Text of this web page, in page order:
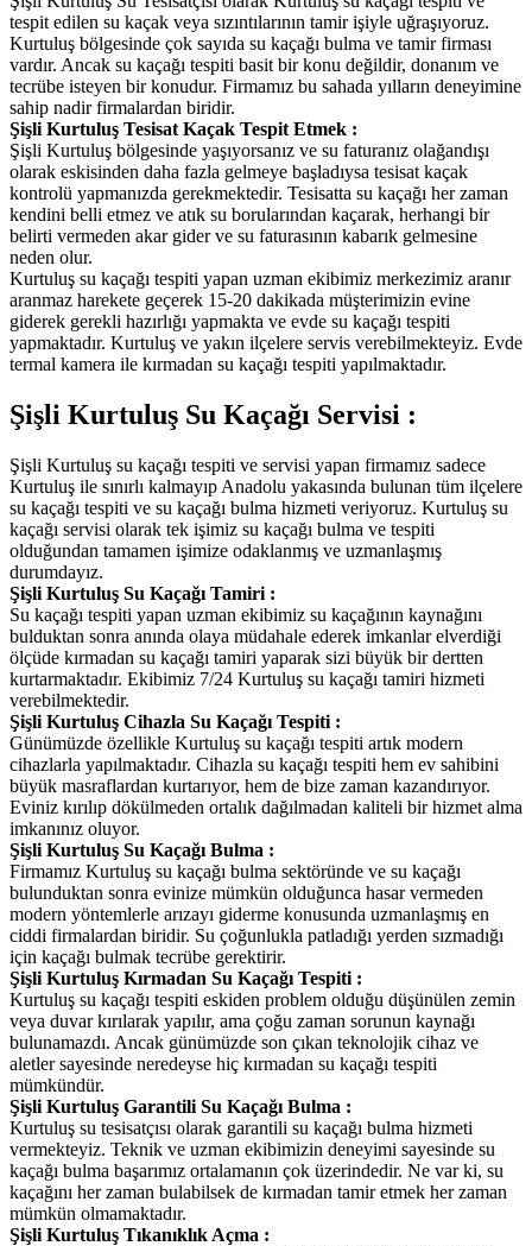
tespit edilen su kaçak veya sızıntılarının tamir işiyle uğraşıyoruz.
Kurtuluş bölgesinde çok sayıda su kaçağı bulma ve tamir firması
vardır. Ancak su kaçağı tespiti basit bir konu değildir, donanım ve
tecrübe isteyen bir konudur. Firmamız bu sahada yılların deneyimine
sahip nadir firmalardan biridir.
Şişli Kurtuluş Tesisat Kaçak Tespit Etmek :
Şişli Kurtuluş bölgesinde yaşıyorsanız ve su faturanız olağandışı
olarak eskisinden daha fazla gelmeye başladıysa tesisat kaçak
kontrolü yapmanızda gerekmektedir. Tesisatta su kaçağı her zaman
kendini belli etmez ve atık su borularından kaçarak, herhangi bir
belirti vermeden akar gider ve su faturasının kabarık gelmesine
neden olur.
Kurtuluş su kaçağı tespiti yapan uzman ekibimiz merkezimiz aranır
aranmaz harekete geçerek 15-20 dakikada müşterimizin evine
giderek gerekli hazırlığı yapmakta ve evde su kaçağı tespiti
yapmaktadır. Kurtuluş ve yakın ilçelere servis verebilmekteyiz. Evde
termal kamera ile kırmadan su kaçağı tespiti yapılmaktadır.
Şişli Kurtuluş Su Kaçağı Servisi :
Şişli Kurtuluş su kaçağı tespiti ve servisi yapan firmamız sadece
Kurtuluş ile sınırlı kalmayıp Anadolu yakasında bulunan tüm ilçelere
su kaçağı tespiti ve su kaçağı bulma hizmeti veriyoruz. Kurtuluş su
kaçağı servisi olarak tek işimiz su kaçağı bulma ve tespiti
olduğundan tamamen işimize odaklanmış ve uzmanlaşmış
durumdayız.
Şişli Kurtuluş Su Kaçağı Tamiri :
Su kaçağı tespiti yapan uzman ekibimiz su kaçağının kaynağını
bulduktan sonra anında olaya müdahale ederek imkanlar elverdiği
ölçüde kırmadan su kaçağı tamiri yaparak sizi büyük bir dertten
kurtarmaktadır. Ekibimiz 7/24 Kurtuluş su kaçağı tamiri hizmeti
verebilmektedir.
Şişli Kurtuluş Cihazla Su Kaçağı Tespiti :
Günümüzde özellikle Kurtuluş su kaçağı tespiti artık modern
cihazlarla yapılmaktadır. Cihazla su kaçağı tespiti hem ev sahibini
büyük masraflardan kurtarıyor, hem de bize zaman kazandırıyor.
Eviniz kırılıp dökülmeden ortalık dağılmadan kaliteli bir hizmet alma
imkanınız oluyor.
Şişli Kurtuluş Su Kaçağı Bulma :
Firmamız Kurtuluş su kaçağı bulma sektöründe ve su kaçağı
bulunduktan sonra evinize mümkün olduğunca hasar vermeden
modern yöntemlerle arızayı giderme konusunda uzmanlaşmış en
ciddi firmalardan biridir. Su çoğunlukla patladığı yerden sızmadığı
için kaçağı bulmak tecrübe gerektirir.
Şişli Kurtuluş Kırmadan Su Kaçağı Tespiti :
Kurtuluş su kaçağı tespiti eskiden problem olduğu düşünülen zemin
veya duvar kırılarak yapılır, ama çoğu zaman sorunun kaynağı
bulunamazdı. Ancak günümüzde son çıkan teknolojik cihaz ve
aletler sayesinde neredeyse hiç kırmadan su kaçağı tespiti
mümkündür.
Şişli Kurtuluş Garantili Su Kaçağı Bulma :
Kurtuluş su tesisatçısı olarak garantili su kaçağı bulma hizmeti
vermekteyiz. Teknik ve uzman ekibimizin deneyimi sayesinde su
kaçağı bulma başarımız ortalamanın çok üzerindedir. Ne var ki, su
kaçağını her zaman bulabilsek de kırmadan tamir etmek her zaman
mümkün olmamaktadır.
Şişli Kurtuluş Tıkanıklık Açma :